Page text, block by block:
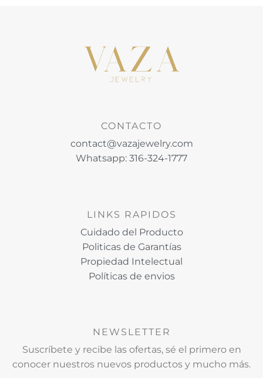
CONTACTO
contact@vazajewelry.com
Whatsapp: 316-324-1777
LINKS RAPIDOS
Cuidado del Producto
Politicas de Garantías
Propiedad Intelectual
Políticas de envios
NEWSLETTER
Suscríbete y recibe las ofertas, sé el primero en
conocer nuestros nuevos productos y mucho más.